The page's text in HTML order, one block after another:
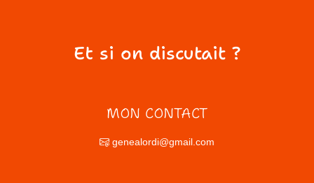
Et si on discutait ?
MON CONTACT
genealordi@gmail.com